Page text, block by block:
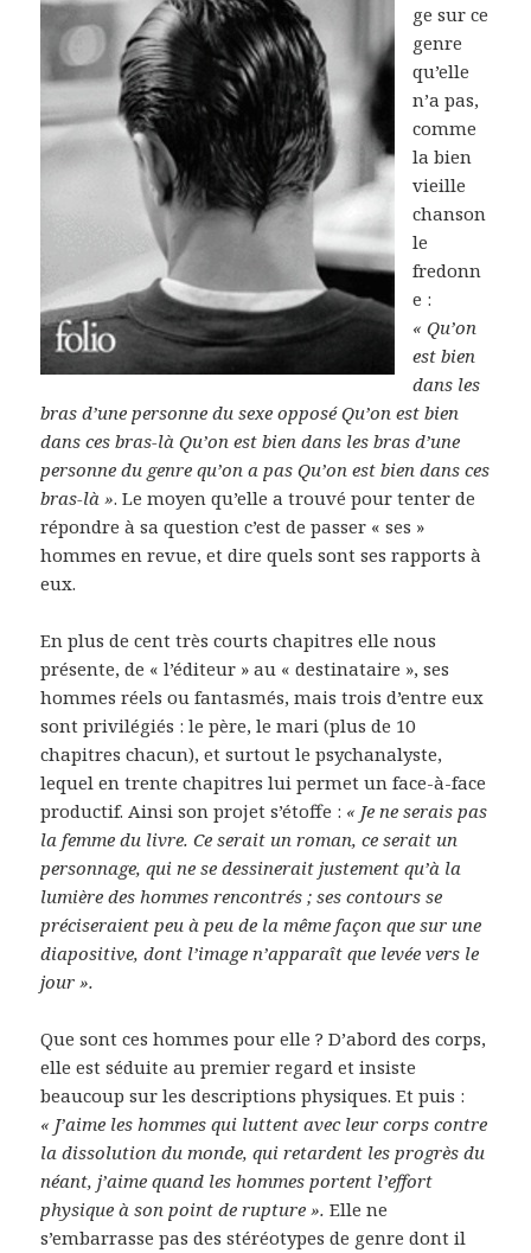
ge sur ce
genre
qu’elle
n’a pas,
comme
la bien
vieille
chanson
le
fredonn
e :
« Qu’on
est bien
dans les
bras d’une personne du sexe opposé Qu’on est bien
dans ces bras-là Qu’on est bien dans les bras d’une
personne du genre qu’on a pas Qu’on est bien dans ces
bras-là ». Le moyen qu’elle a trouvé pour tenter de
répondre à sa question c’est de passer « ses »
hommes en revue, et dire quels sont ses rapports à
eux.
En plus de cent très courts chapitres elle nous
présente, de « l’éditeur » au « destinataire », ses
hommes réels ou fantasmés, mais trois d’entre eux
sont privilégiés : le père, le mari (plus de 10
chapitres chacun), et surtout le psychanalyste,
lequel en trente chapitres lui permet un face-à-face
productif. Ainsi son projet s’étoffe : « Je ne serais pas
la femme du livre. Ce serait un roman, ce serait un
personnage, qui ne se dessinerait justement qu’à la
lumière des hommes rencontrés ; ses contours se
préciseraient peu à peu de la même façon que sur une
diapositive, dont l’image n’apparaît que levée vers le
jour ».
Que sont ces hommes pour elle ? D’abord des corps,
elle est séduite au premier regard et insiste
beaucoup sur les descriptions physiques. Et puis :
« J’aime les hommes qui luttent avec leur corps contre
la dissolution du monde, qui retardent les progrès du
néant, j’aime quand les hommes portent l’effort
physique à son point de rupture ». Elle ne
s’embarrasse pas des stéréotypes de genre dont il